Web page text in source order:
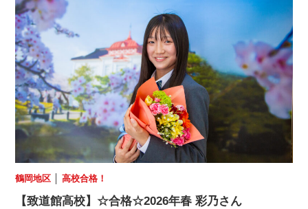
鶴岡地区 │高校合格！
【致道館高校】☆合格☆2026年春 彩乃さん